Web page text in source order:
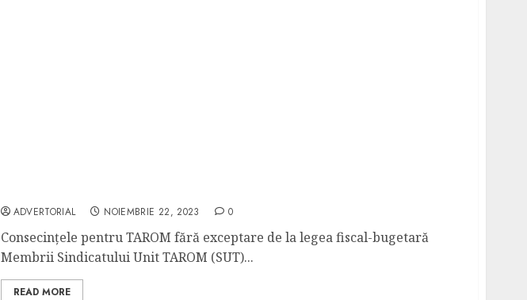
ADVERTORIAL NOIEMBRIE 22, 2023 0
Consecințele pentru TAROM fără exceptare de la legea fiscal-bugetară
Membrii Sindicatului Unit TAROM (SUT)...
READ MORE